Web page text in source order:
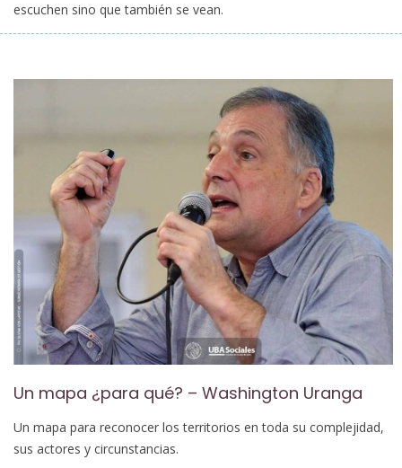
escuchen sino que también se vean.
Un mapa ¿para qué? – Washington Uranga
Un mapa para reconocer los territorios en toda su complejidad,
sus actores y circunstancias.